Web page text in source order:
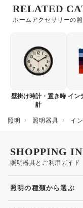
ホームアクセサリーの
RELATED
壁掛け時計・置き時
計
イン
照明 照明器具 イ
照明器具とご利用ガイド
SHOPPING
照明の種類から選ぶ